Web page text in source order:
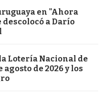
en "Ahora
a Darío
Lotería Nacional de
agosto de 2026 y los